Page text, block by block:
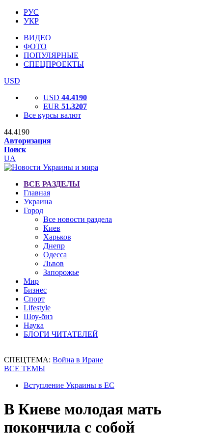
РУС
УКР
ВИДЕО
ФОТО
ПОПУЛЯРНЫЕ
СПЕЦПРОЕКТЫ
USD
USD 44.4190
EUR 51.3207
Все курсы валют
44.4190
Авторизация
Поиск
UA
ВСЕ РАЗДЕЛЫ
Главная
Украина
Город
Все новости раздела
Киев
Харьков
Днепр
Одесса
Львов
Запорожье
Мир
Бизнес
Спорт
Lifestyle
Шоу-биз
Наука
БЛОГИ ЧИТАТЕЛЕЙ
СПЕЦТЕМА: Война в Иране
ВСЕ ТЕМЫ
Вступление Украины в ЕС
В Киеве молодая мать
покончила с собой